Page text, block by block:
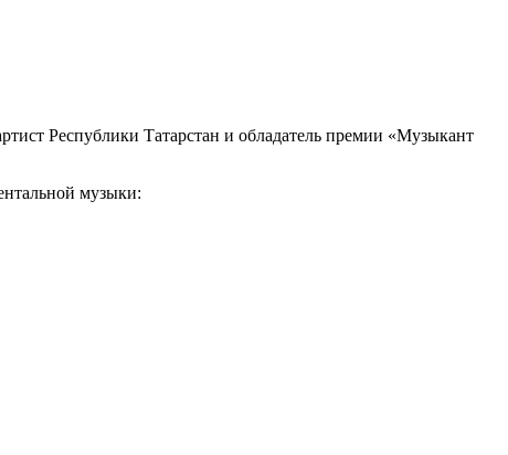
Республики Татарстан и обладатель премии «Музыкант
музыки: